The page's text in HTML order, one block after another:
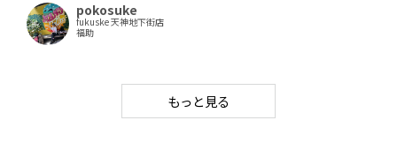
pokosuke
fukuske 天神地下街店
福助
もっと見る